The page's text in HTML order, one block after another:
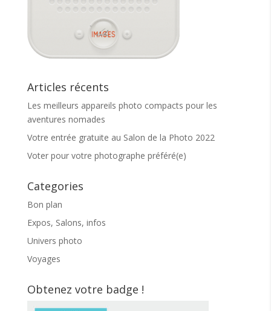
Articles récents
Les meilleurs appareils photo compacts pour les
aventures nomades
Votre entrée gratuite au Salon de la Photo 2022
Voter pour votre photographe préféré(e)
Categories
Bon plan
Expos, Salons, infos
Univers photo
Voyages
Obtenez votre badge !